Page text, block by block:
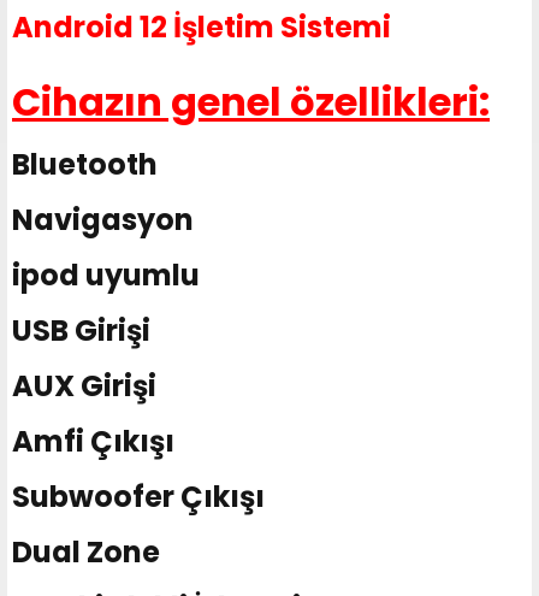
Android 12 İşletim Sistemi
Cihazın genel özellikleri:
Bluetooth
Navigasyon
ipod uyumlu
USB Girişi
AUX Girişi
Amfi Çıkışı
Subwoofer Çıkışı
Dual Zone